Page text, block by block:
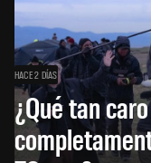
HACE 2 DÍAS
¿Qué tan